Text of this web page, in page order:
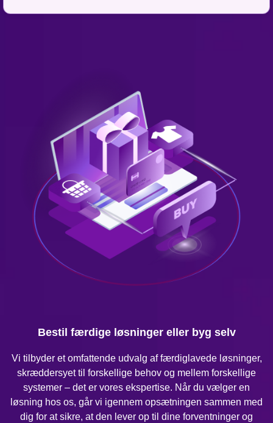
Bestil færdige løsninger eller byg selv
Vi tilbyder et omfattende udvalg af færdiglavede løsninger,
skræddersyet til forskellige behov og mellem forskellige
systemer – det er vores ekspertise. Når du vælger en
løsning hos os, går vi igennem opsætningen sammen med
dig for at sikre, at den lever op til dine forventninger og